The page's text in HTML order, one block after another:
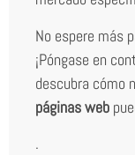
No espere más
¡Póngase en
descubra cómo
páginas web
.